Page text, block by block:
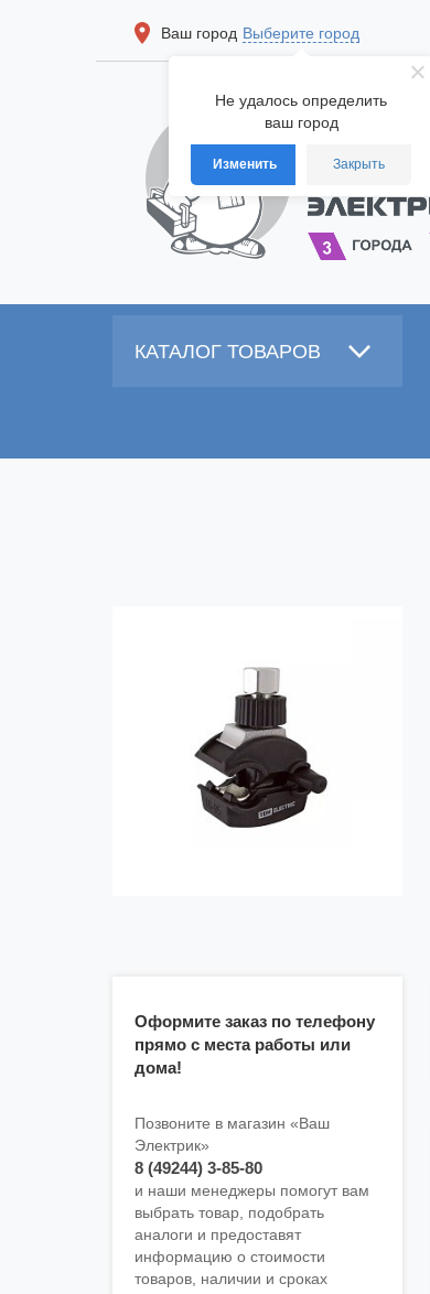
Не удалось определить
ваш город
Изменить Закрыть
Ваш город Выберите город
КАТАЛОГ ТОВАРОВ
Оформите заказ по телефону
прямо с места работы или
дома!
Позвоните в магазин «Ваш
Электрик»
8 (49244) 3-85-80
и наши менеджеры помогут вам
выбрать товар, подобрать
аналоги и предоставят
информацию о стоимости
товаров, наличии и сроках